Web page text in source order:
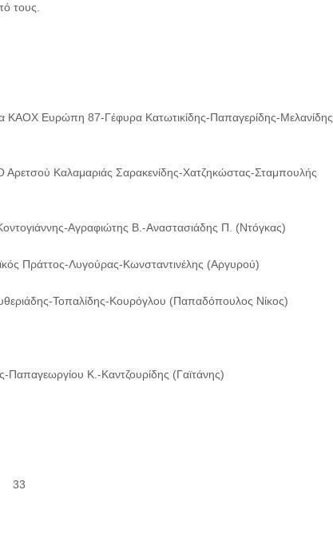
τους.
Ευρώπη 87-Γέφυρα Κατωτικίδης-Παπαγερίδης-Μελανίδης
Καλαμαριάς Σαρακενίδης-Χατζηκώστας-Σταμπουλής
Αγραφιώτης Β.-Αναστασιάδης Π. (Ντόγκας)
Πράττος-Λυγούρας-Κωνσταντινέλης (Αργυρού)
Τοπαλίδης-Κουρόγλου (Παπαδόπουλος Νίκος)
Κ.-Καντζουρίδης (Γαϊτάνης)
33